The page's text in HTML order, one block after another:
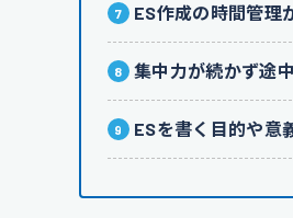
ES作成の時間管理
集中力が続かず途
ESを書く目的や意